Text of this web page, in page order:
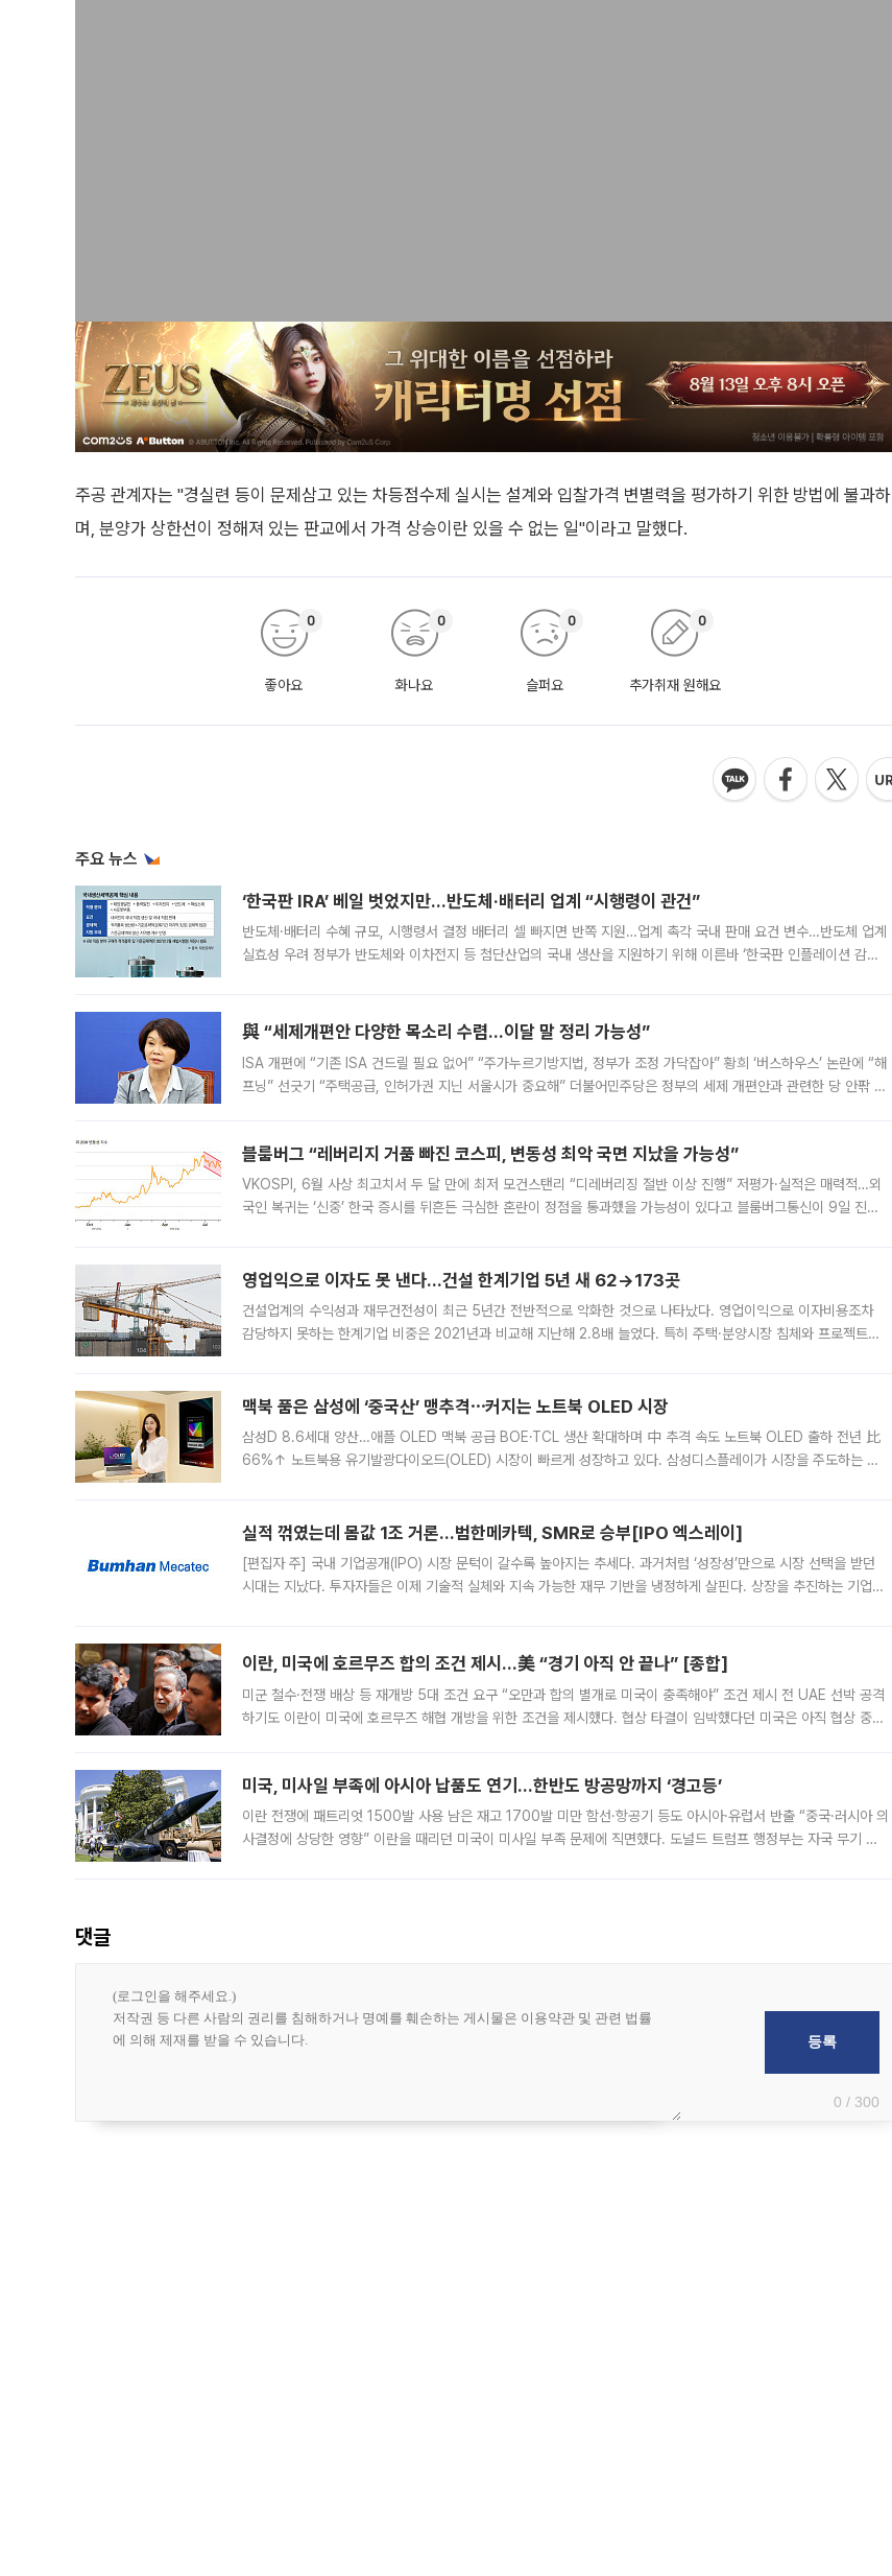
주공 관계자는 "경실련 등이 문제삼고 있는 차등점수제 실시는 설계와 입찰가격 변별력을 평가하기 위한 방법에 불과하
며, 분양가 상한선이 정해져 있는 판교에서 가격 상승이란 있을 수 없는 일"이라고 말했다.
좋아요
0
화나요
0
슬퍼요
0
추가취재 원해요
0
주요 뉴스
‘한국판 IRA’ 베일 벗었지만…반도체·배터리 업계 “시행령이 관건”
반도체·배터리 수혜 규모, 시행령서 결정 배터리 셀 빠지면 반쪽 지원…업계 촉각 국내 판매 요건 변수…반도체 업계
실효성 우려 정부가 반도체와 이차전지 등 첨단산업의 국내 생산을 지원하기 위해 이른바 ‘한국판 인플레이션 감축
與 “세제개편안 다양한 목소리 수렴…이달 말 정리 가능성”
ISA 개편에 “기존 ISA 건드릴 필요 없어” “주가누르기방지법, 정부가 조정 가닥잡아” 황희 ‘버스하우스’ 논란에 “해
프닝” 선긋기 “주택공급, 인허가권 지닌 서울시가 중요해” 더불어민주당은 정부의 세제 개편안과 관련한 당 안팎 의
블룸버그 “레버리지 거품 빠진 코스피, 변동성 최악 국면 지났을 가능성”
VKOSPI, 6월 사상 최고치서 두 달 만에 최저 모건스탠리 “디레버리징 절반 이상 진행” 저평가·실적은 매력적…외
국인 복귀는 ‘신중’ 한국 증시를 뒤흔든 극심한 혼란이 정점을 통과했을 가능성이 있다고 블룸버그통신이 9일 진단
영업익으로 이자도 못 낸다…건설 한계기업 5년 새 62→173곳
건설업계의 수익성과 재무건전성이 최근 5년간 전반적으로 악화한 것으로 나타났다. 영업이익으로 이자비용조차
감당하지 못하는 한계기업 비중은 2021년과 비교해 지난해 2.8배 늘었다. 특히 주택·분양시장 침체와 프로젝트파
맥북 품은 삼성에 ‘중국산’ 맹추격⋯커지는 노트북 OLED 시장
삼성D 8.6세대 양산…애플 OLED 맥북 공급 BOE·TCL 생산 확대하며 中 추격 속도 노트북 OLED 출하 전년 比
66%↑ 노트북용 유기발광다이오드(OLED) 시장이 빠르게 성장하고 있다. 삼성디스플레이가 시장을 주도하는 가
실적 꺾였는데 몸값 1조 거론…범한메카텍, SMR로 승부[IPO 엑스레이]
[편집자 주] 국내 기업공개(IPO) 시장 문턱이 갈수록 높아지는 추세다. 과거처럼 ‘성장성’만으로 시장 선택을 받던
시대는 지났다. 투자자들은 이제 기술적 실체와 지속 가능한 재무 기반을 냉정하게 살핀다. 상장을 추진하는 기업들
이란, 미국에 호르무즈 합의 조건 제시…美 “경기 아직 안 끝나” [종합]
미군 철수·전쟁 배상 등 재개방 5대 조건 요구 “오만과 합의 별개로 미국이 충족해야” 조건 제시 전 UAE 선박 공격
하기도 이란이 미국에 호르무즈 해협 개방을 위한 조건을 제시했다. 협상 타결이 임박했다던 미국은 아직 협상 중이
미국, 미사일 부족에 아시아 납품도 연기…한반도 방공망까지 ‘경고등’
이란 전쟁에 패트리엇 1500발 사용 남은 재고 1700발 미만 함선·항공기 등도 아시아·유럽서 반출 “중국·러시아 의
사결정에 상당한 영향” 이란을 때리던 미국이 미사일 부족 문제에 직면했다. 도널드 트럼프 행정부는 자국 무기 공
댓글
0 / 300